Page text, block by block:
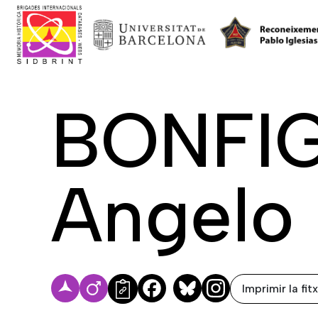
Angelo
FacebookBluesky Imprimir la